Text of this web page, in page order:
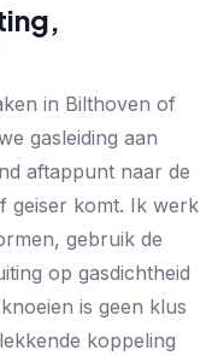
in Bilthoven of
gasleiding aan
aftappunt naar de
geiser komt. Ik werk
gebruik de
op gasdichtheid
is geen klus
koppeling